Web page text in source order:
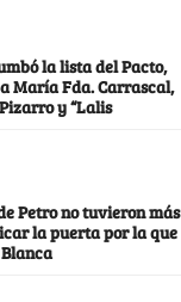
la lista del Pacto,
María Fda. Carrascal,
y “Lalis
Petro no tuvieron más
la puerta por la que